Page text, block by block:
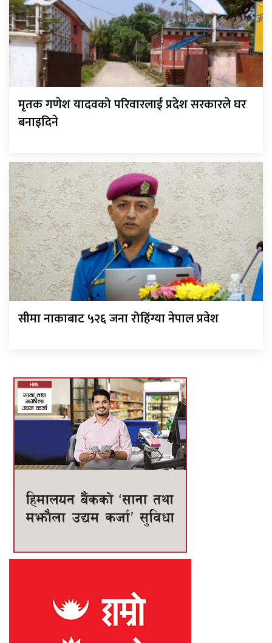
मृतक गणेश यादवको परिवारलाई प्रदेश सरकारले घर
बनाइदिने
सीमा नाकाबाट ५२६ जना रोहिंग्या नेपाल प्रवेश